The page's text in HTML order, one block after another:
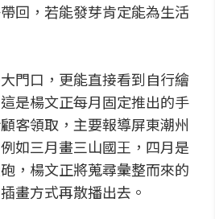
回，若能發芽肯定能為生活
門口，更能直接看到自行繪
是楊文正每月固定推出的手
客領取，主要報導屏東潮州
如三月畫三山國王，四月是
，楊文正將蒐尋彙整而來的
畫方式再散播出去。